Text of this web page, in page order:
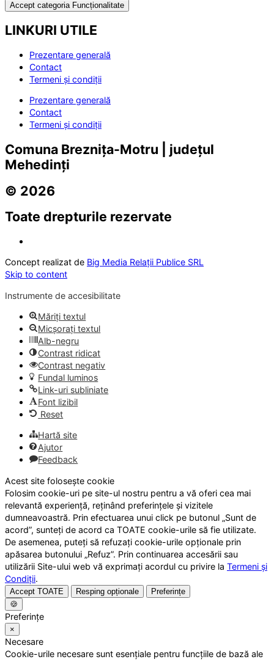
Accept categoria Funcționalitate
LINKURI UTILE
Prezentare generală
Contact
Termeni și condiții
Prezentare generală
Contact
Termeni și condiții
Comuna Breznița-Motru | județul
Mehedinți
© 2026
Toate drepturile rezervate
Concept realizat de Big Media Relații Publice SRL
Skip to content
Instrumente de accesibilitate
Măriți textul
Micșorați textul
Alb-negru
Contrast ridicat
Contrast negativ
Fundal luminos
Link-uri subliniate
Font lizibil
Reset
Hartă site
Ajutor
Feedback
Acest site folosește cookie
Folosim cookie-uri pe site-ul nostru pentru a vă oferi cea mai
relevantă experiență, reținând preferințele și vizitele
dumneavoastră. Prin efectuarea unui click pe butonul „Sunt de
acord”, sunteți de acord ca TOATE cookie-urile să fie utilizate.
De asemenea, puteți să refuzați cookie-urile opționale prin
apăsarea butonului „Refuz”. Prin continuarea accesării sau
utilizării Site-ului web vă exprimați acordul cu privire la Termeni și
Condiții.
Accept TOATE Resping opționale
Preferințe
🍪
Preferințe
×
Necesare
Cookie-urile necesare sunt esențiale pentru funcțiile de bază ale